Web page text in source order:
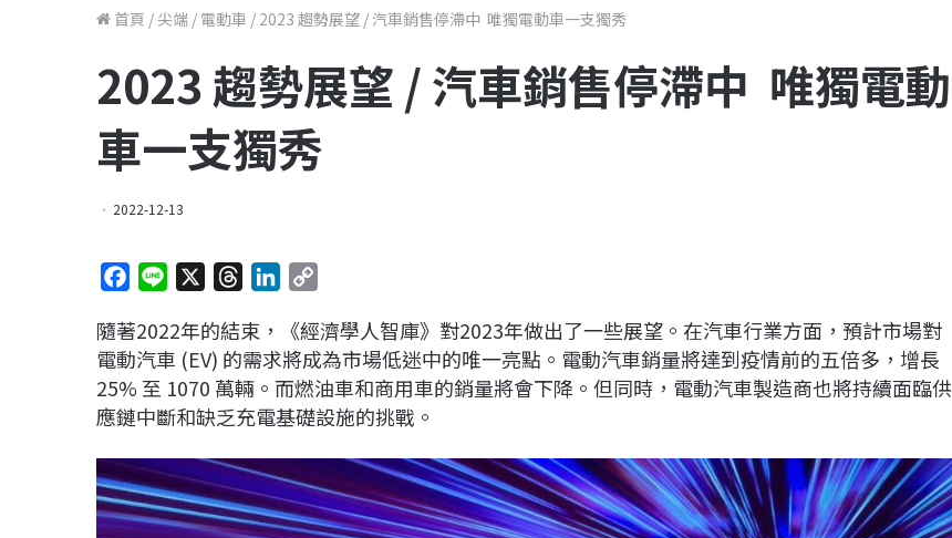
首頁 /尖端 / 電動車 / 2023 趨勢展望 / 汽車銷售停滯中 唯獨電動車一支獨秀
2023 趨勢展望 / 汽車銷售停滯中 唯獨電動
車一支獨秀
2022-12-13
c
e
b
o
k
n
e
r
e
a
d
k
e
d
n
p
y
L
i
k
隨著2022年的結束，《經濟學人智庫》對2023年做出了一些展望。在汽車行業方面，預計市場對
電動汽車 (EV) 的需求將成為市場低迷中的唯一亮點。電動汽車銷量將達到疫情前的五倍多，增長
25% 至 1070 萬輛。而燃油車和商用車的銷量將會下降。但同時，電動汽車製造商也將持續面臨供
應鏈中斷和缺乏充電基礎設施的挑戰。